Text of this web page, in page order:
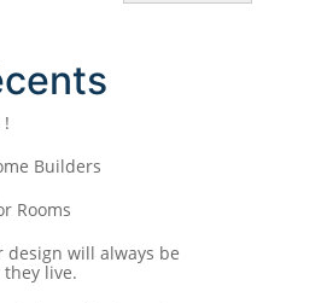
Builders
Rooms
design will always be
live.